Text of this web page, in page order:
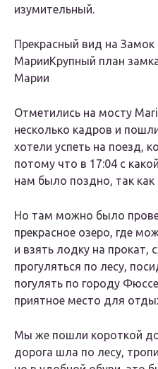
изумительный.
Прекрасный вид на
МарииКрупный план
Марии
Отметились на мосту
несколько кадров и
хотели успеть на поезд,
потому что в 17:04 с
нам было поздно, так
Но там можно было
прекрасное озеро, где
и взять лодку на прокат,
прогуляться по лесу,
погулять по городу
приятное место для
Мы же пошли короткой
дорога шла по лесу,